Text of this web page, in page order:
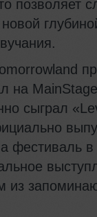
позволяет
на
сыграл
фестиваль
из